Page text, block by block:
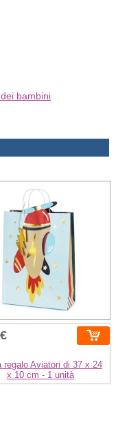
bambini
regalo Aviatori di 37 x 24
x 10 cm - 1 unità